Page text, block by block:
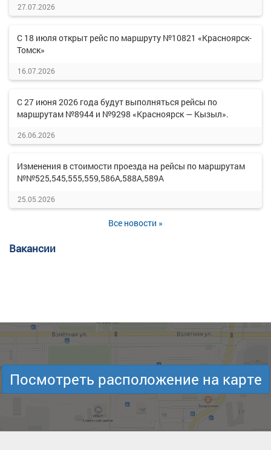
27.07.2026
С 18 июля открыт рейс по маршруту №10821 «Красноярск-
Томск»
16.07.2026
С 27 июня 2026 года будут выполняться рейсы по
маршрутам №8944 и №9298 «Красноярск — Кызыл».
26.06.2026
Изменения в стоимости проезда на рейсы по маршрутам
№№525,545,555,559,586А,588А,589А
25.05.2026
Все новости »
Вакансии
Посмотреть расположение на карте